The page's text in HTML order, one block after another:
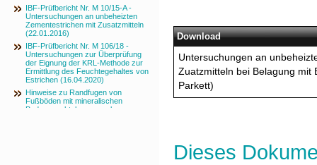
IBF-Prüfbericht Nr. M 10/15-A -
Untersuchungen an unbeheizten
Zementestrichen mit Zusatzmitteln
(22.01.2016)
IBF-Prüfbericht Nr. M 106/18 -
Untersuchungen zur Überprüfung
der Eignung der KRL-Methode zur
Ermittlung des Feuchtegehaltes von
Estrichen (16.04.2020)
Hinweise zu Randfugen von
Fußböden mit mineralischen
Bodenspachtelmassen als
Download
Untersuchungen an
Zuatzmitteln bei Belagung mit
Parkett)
Dieses